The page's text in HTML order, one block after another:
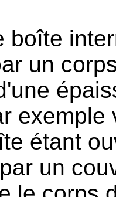
boîte
un
étant
un